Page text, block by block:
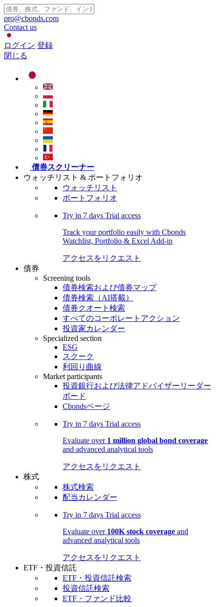
pro@cbonds.com
Contact us
ログイン 登録
閉じる
債券スクリーナー
ウォッチリスト & ポートフォリオ
ウォッチリスト
ポートフォリオ
Try in 7 days Trial access
Track your portfolio easily with Cbonds
Watchlist, Portfolio & Excel Add-in
アクセスをリクエスト
債券
Screening tools
債券検索および債券マップ
債券検索（AI搭載）
債券クオート検索
すべてのコーポレートアクション
投資家カレンダー
Specialized section
ESG
スクーク
利回り曲線
Market participants
投資銀行および法律アドバイザーリーダー
ボード
Cbondsページ
Try in 7 days Trial access
Evaluate over 1 million global bond coverage
and advanced analytical tools
アクセスをリクエスト
株式
株式検索
配当カレンダー
Try in 7 days Trial access
Evaluate over 100K stock coverage and
advanced analytical tools
アクセスをリクエスト
ETF・投資信託
ETF・投資信託検索
投資信託検索
ETF・ファンド比較